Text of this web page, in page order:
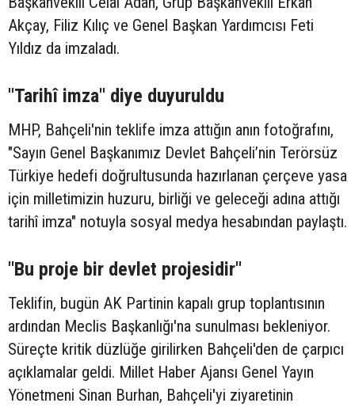
Akçay, Filiz Kılıç ve Genel Başkan Yardımcısı Feti
Yıldız da imzaladı.
"Tarihî imza" diye duyuruldu
MHP, Bahçeli'nin teklife imza attığın anın fotoğrafını,
"Sayın Genel Başkanımız Devlet Bahçeli’nin Terörsüz
Türkiye hedefi doğrultusunda hazırlanan çerçeve yasa
için milletimizin huzuru, birliği ve geleceği adına attığı
tarihî imza" notuyla sosyal medya hesabından paylaştı.
"Bu proje bir devlet projesidir"
Teklifin, bugün AK Partinin kapalı grup toplantısının
ardından Meclis Başkanlığı'na sunulması bekleniyor.
Süreçte kritik düzlüğe girilirken Bahçeli'den de çarpıcı
açıklamalar geldi. Millet Haber Ajansı Genel Yayın
Yönetmeni Sinan Burhan, Bahçeli'yi ziyaretinin